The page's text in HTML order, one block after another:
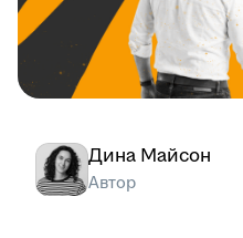
Дина Майсон
Автор